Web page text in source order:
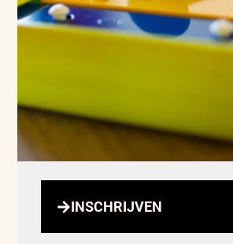
INSCHRIJVEN